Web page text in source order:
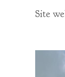
Site